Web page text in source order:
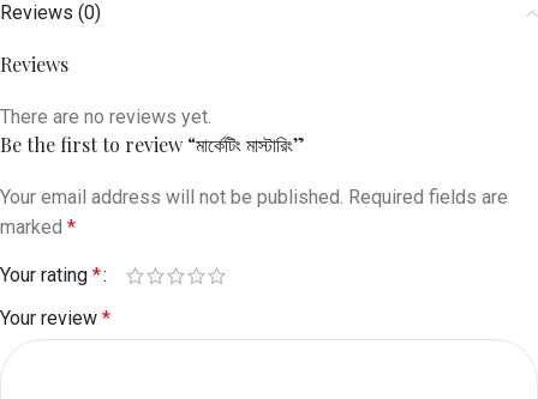
Reviews (0)
Reviews
There are no reviews yet.
Be the first to review “মার্কেটিং মাস্টারিং”
Your email address will not be published. Required fields are
marked *
Your rating *
Your review *